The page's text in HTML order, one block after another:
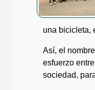
una bicicleta,
Así, el
esfuerzo
sociedad,